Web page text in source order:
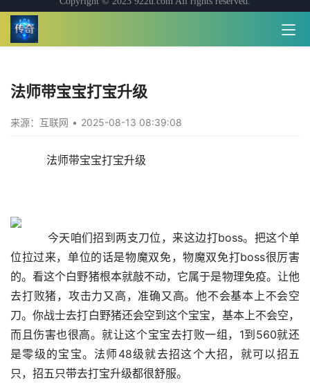
法师带宝宝打宝升级
来源：互联网 • 2025-08-13 08:39:08
法师带宝宝打宝升级
今天咱们招到两支刀位，来这边打boss。把这个单
位拉过来，单位的话是物魔双免，物魔双免打boss很厉害
的。看这个白野猪根本就敲不动，它属于是物理免疫。让他
去打败猪，攻击力又高，准确又高。他不会基本上不会空
刀。你战士去打白野猪还会空到这个宝宝，基本上不会空，
而且伤害也很高。就让这个宝宝去打败一组，1到560就还
是零级的宝宝。法师48级就去招这个大招，就可以招五
只，招五只带去打宝升级都很舒服。